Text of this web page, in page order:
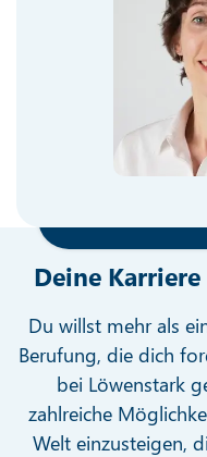
Deine
Du willst mehr als
Berufung, die dich
bei Löwenstark
zahlreiche
Welt einzusteigen,